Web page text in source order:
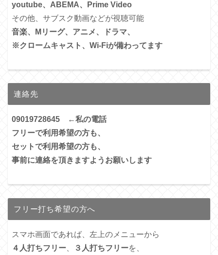
youtube、ABEMA、Prime Video
その他、サブスク動画などが視聴可能
音楽、Mリーグ、アニメ、ドラマ、
※クロームキャスト、Wi-Fiが備わってます
連絡先
09019728645 ←私の電話
フリーで利用希望の方も、
セットで利用希望の方も、
事前に連絡を頂きますようお願いします
フリー打ち希望の方へ
スマホ画面であれば、左上のメニューから
４人打ちフリー
３人打ちフリーを、